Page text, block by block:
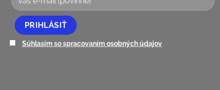
Súhlasím so spracovaním osobných údajov